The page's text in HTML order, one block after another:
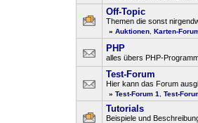
Off-Topic
Themen die sonst
» Auktionen Karten-
PHP
alles übers PHP-
Test-Forum
Hier kann das Forum
» Test-Forum 1 Test-
Tutorials
Beispiele und